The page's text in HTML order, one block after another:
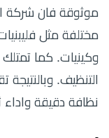
موثوقة فان شركة
مختلفة مثل
التنظيف.
نظافة دقيقة واداء